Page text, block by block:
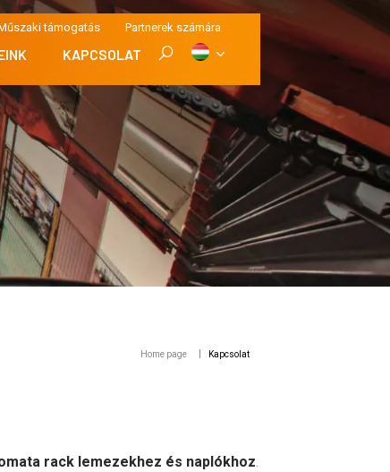
támogatás Partnerek számára
KAPCSOLAT
Home page Kapcsolat
rack lemezekhez és naplókhoz.